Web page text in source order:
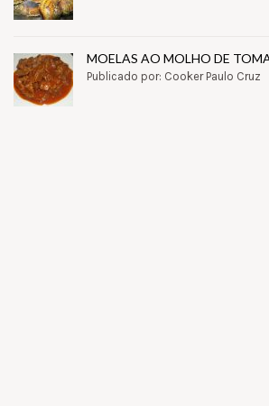
MOELAS AO MOLHO DE
Publicado por: Cooker Paulo Cruz